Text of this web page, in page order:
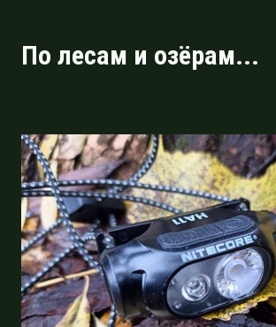
содержимому
По лесам и озёрам...